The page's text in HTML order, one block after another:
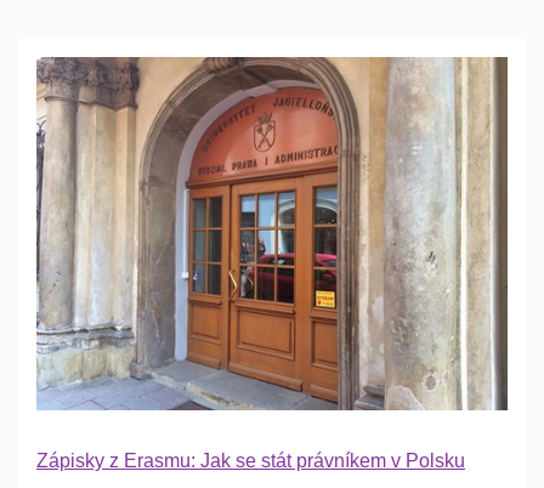
Zápisky z Erasmu: Jak se stát právníkem v Polsku